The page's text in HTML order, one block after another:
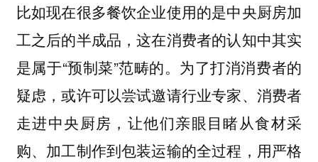
比如现在很多餐饮企业使用的是中央厨房加
工之后的半成品，这在消费者的认知中其实
是属于“预制菜”范畴的。为了打消消费者的
疑虑，或许可以尝试邀请行业专家、消费者
走进中央厨房，让他们亲眼目睹从食材采
购、加工制作到包装运输的全过程，用严格